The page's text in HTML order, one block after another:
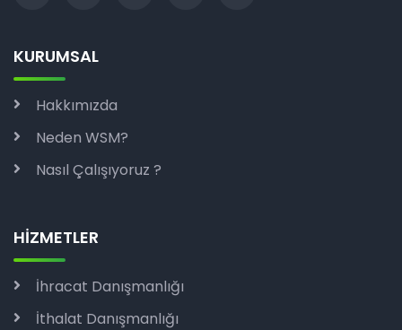
KURUMSAL
Hakkımızda
Neden WSM?
Nasıl Çalışıyoruz ?
HİZMETLER
İhracat Danışmanlığı
İthalat Danışmanlığı